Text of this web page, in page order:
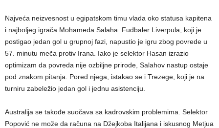
Najveća neizvesnost u egipatskom timu vlada oko statusa kapitena
i najboljeg igrača Mohameda Salaha. Fudbaler Liverpula, koji je
postigao jedan gol u grupnoj fazi, napustio je igru zbog povrede u
57. minutu meča protiv Irana. Iako je selektor Hasan izrazio
optimizam da povreda nije ozbiljne prirode, Salahov nastup ostaje
pod znakom pitanja. Pored njega, istakao se i Trezege, koji je na
turniru zabeležio jedan gol i jednu asistenciju.
Australija se takođe suočava sa kadrovskim problemima. Selektor
Popović ne može da računa na Džejkoba Italijana i iskusnog Metjua